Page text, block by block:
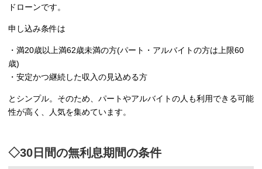
ドローンです。
申し込み条件は
・満20歳以上満62歳未満の方(パート・アルバイトの方は上限60
歳)
・安定かつ継続した収入の見込める方
とシンプル。そのため、パートやアルバイトの人も利用できる可能
性が高く、人気を集めています。
◇30日間の無利息期間の条件